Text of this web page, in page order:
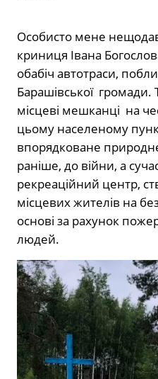
Особисто мене
криниця Івана
обабіч автотраси,
Барашівської громади.
місцеві мешканці на
цьому населеному
впорядковане
раніше, до війни, а
рекреаційний центр,
місцевих жителів на
основі за рахунок
людей.